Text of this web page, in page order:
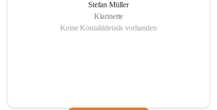
Stefan Müller
Klarinette
Keine Kontaktdetails vorhanden